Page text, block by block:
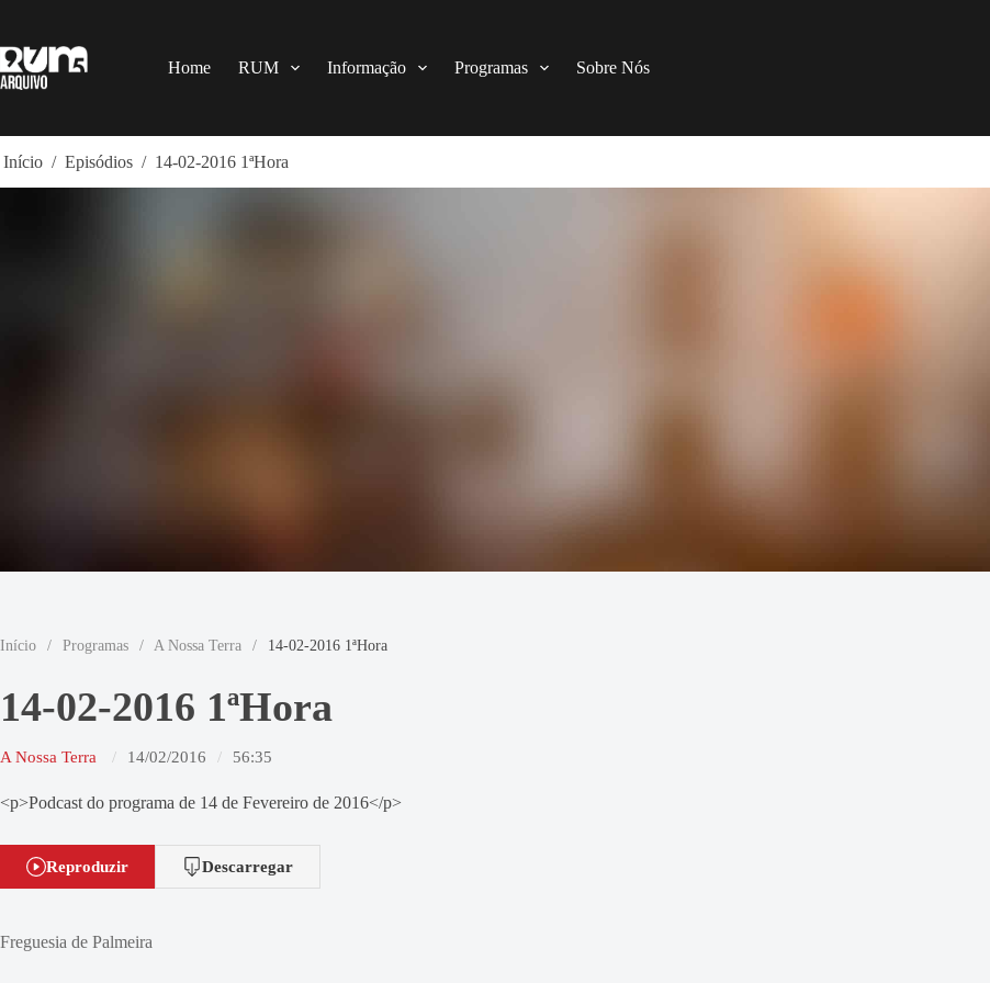
o
conteúdo
Home RUM Informação Programas Sobre Nós
Início / Episódios / 14-02-2016 1ªHora
Início / Programas / A Nossa Terra / 14-02-2016 1ªHora
14-02-2016 1ªHora
A Nossa Terra 14/02/2016 56:35
<p>Podcast do programa de 14 de Fevereiro de 2016</p>
Reproduzir Descarregar
Freguesia de Palmeira